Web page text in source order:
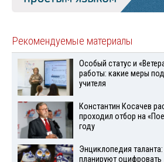
Рекомендуемые материалы
Особый статус и
работы: какие меры
учителя
Константин Косачев
проходил отбор на
году
Энциклопедия
планируют оцифровать